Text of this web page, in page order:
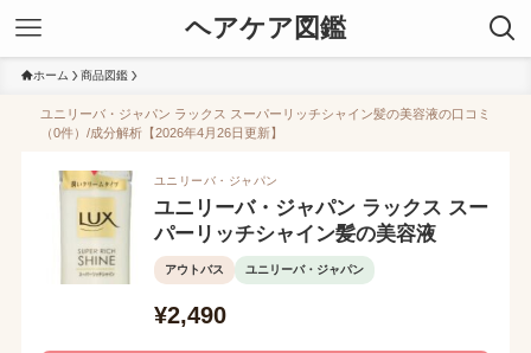
ヘアケア図鑑
ホーム 商品図鑑
ユニリーバ・ジャパン ラックス スーパーリッチシャイン髪の美容液の口コミ
（0件）/成分解析【2026年4月26日更新】
ユニリーバ・ジャパン
ユニリーバ・ジャパン ラックス スー
パーリッチシャイン髪の美容液
アウトバス ユニリーバ・ジャパン
¥2,490